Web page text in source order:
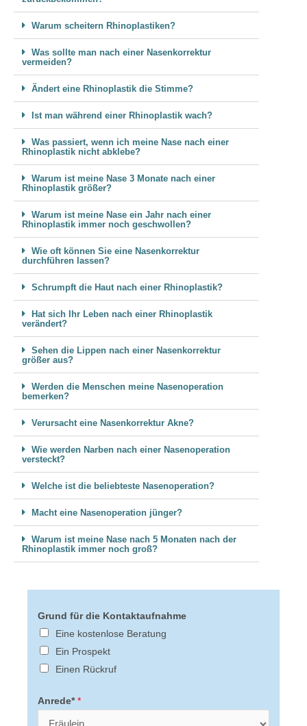
Warum scheitern Rhinoplastiken?
Was sollte man nach einer Nasenkorrektur
vermeiden?
Ändert eine Rhinoplastik die Stimme?
Ist man während einer Rhinoplastik wach?
Was passiert, wenn ich meine Nase nach einer
Rhinoplastik nicht abklebe?
Warum ist meine Nase 3 Monate nach einer
Rhinoplastik größer?
Warum ist meine Nase ein Jahr nach einer
Rhinoplastik immer noch geschwollen?
Wie oft können Sie eine Nasenkorrektur
durchführen lassen?
Schrumpft die Haut nach einer Rhinoplastik?
Hat sich Ihr Leben nach einer Rhinoplastik
verändert?
Sehen die Lippen nach einer Nasenkorrektur
größer aus?
Werden die Menschen meine Nasenoperation
bemerken?
Verursacht eine Nasenkorrektur Akne?
Wie werden Narben nach einer Nasenoperation
versteckt?
Welche ist die beliebteste Nasenoperation?
Macht eine Nasenoperation jünger?
Warum ist meine Nase nach 5 Monaten nach der
Rhinoplastik immer noch groß?
Grund für die Kontaktaufnahme
Eine kostenlose Beratung
Ein Prospekt
Einen Rückruf
Anrede**